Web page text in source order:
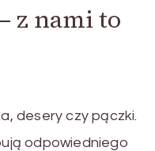
z nami to
desery czy pączki.
odpowiedniego